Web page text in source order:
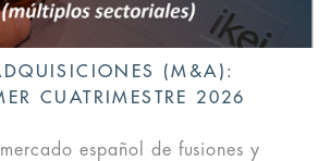
(M&A):
CUATRIMESTRE 2026
español de fusiones y